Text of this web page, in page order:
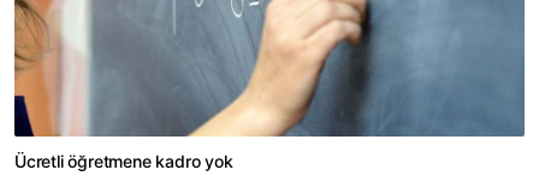
Ücretli öğretmene kadro yok